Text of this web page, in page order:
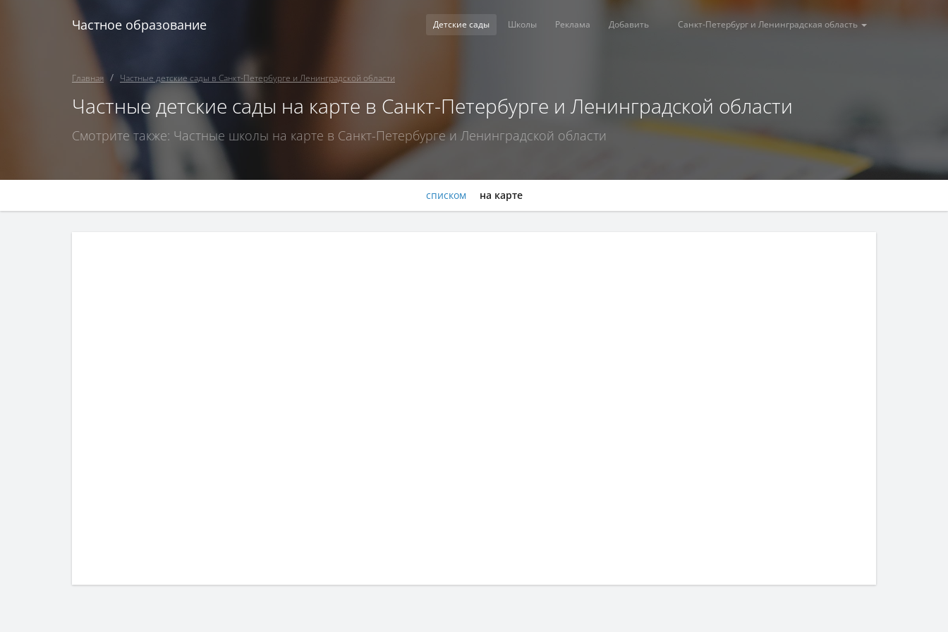
Частное образование Санкт-Петербург и Ленинградская область
Детские сады Школы Реклама Добавить
Главная Частные детские сады в Санкт-Петербурге и Ленинградской области
Частные детские сады на карте в Санкт-Петербурге и Ленинградской области
Смотрите также: Частные школы на карте в Санкт-Петербурге и Ленинградской области
списком на карте